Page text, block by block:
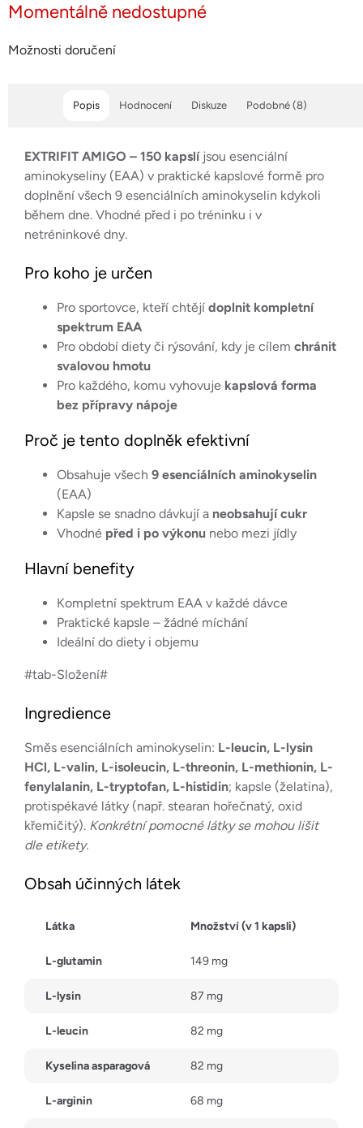
Momentálně nedostupné
Možnosti doručení
Popis Podobné (8)
Hodnocení Diskuze
EXTRIFIT AMIGO – 150 kapslíjsou esenciální
aminokyseliny (EAA) v praktické kapslové formě pro
doplnění všech 9 esenciálních aminokyselin kdykoli
během dne. Vhodné před i po tréninku i v
netréninkové dny.
Pro koho je určen
Pro sportovce, kteří chtějí doplnit kompletní
spektrum EAA
Pro období diety či rýsování, kdy je cílem chránit
svalovou hmotu
Pro každého, komu vyhovuje kapslová forma
bez přípravy nápoje
Proč je tento doplněk efektivní
Obsahuje všech 9 esenciálních aminokyselin
(EAA)
Kapsle se snadno dávkují a neobsahují cukr
Vhodné před i po výkonu nebo mezi jídly
Hlavní benefity
Kompletní spektrum EAA v každé dávce
Praktické kapsle – žádné míchání
Ideální do diety i objemu
#tab-Složení#
Ingredience
Směs esenciálních aminokyselin: L-leucin, L-lysin
HCl, L-valin, L-isoleucin, L-threonin, L-methionin, L-
fenylalanin, L-tryptofan, L-histidin; kapsle (želatina),
protispékavé látky (např. stearan hořečnatý, oxid
křemičitý). Konkrétní pomocné látky se mohou lišit
dle etikety.
Obsah účinných látek
Látka Množství (v 1 kapsli)
L-glutamin 149 mg
L-lysin 87 mg
L-leucin 82 mg
Kyselina asparagová 82 mg
L-arginin 68 mg